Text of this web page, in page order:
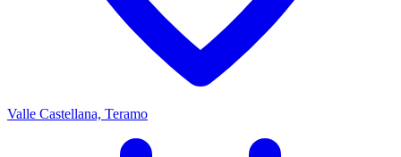
Valle Castellana, Teramo